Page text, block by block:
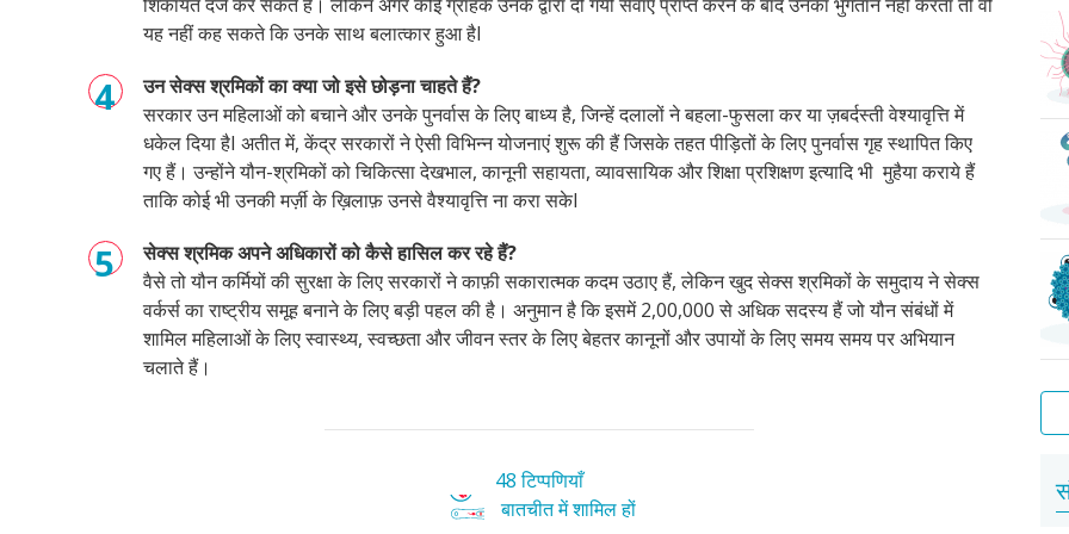
यह नहीं कह सकते कि उनके साथ बलात्कार हुआ हैI
उन सेक्स श्रमिकों का क्या जो इसे छोड़ना चाहते हैं?
सरकार उन महिलाओं को बचाने और उनके पुनर्वास के लिए बाध्य है,जिन्हें दलालों ने बहला-फुसला कर या ज़बर्दस्ती वेश्यावृत्ति में
धकेल दिया हैI अतीत में,केंद्र सरकारों ने ऐसी विभिन्न योजनाएं शुरू की हैं जिसके तहत पीड़ितों के लिए पुनर्वास गृह स्थापित किए
गए हैं। उन्होंने यौन-श्रमिकों को चिकित्सा देखभाल,कानूनी सहायता,व्यावसायिक और शिक्षा प्रशिक्षण इत्यादि भी मुहैया कराये हैं
ताकि कोई भी उनकी मर्ज़ी के ख़िलाफ़ उनसे वैश्यावृत्ति ना करा सकेI
सेक्स श्रमिक अपने अधिकारों को कैसे हासिल कर रहे हैं?
वैसे तो यौन कर्मियों की सुरक्षा के लिए सरकारों ने काफ़ी सकारात्मक कदम उठाए हैं,लेकिन खुद सेक्स श्रमिकों के समुदाय ने सेक्स
वर्कर्स का राष्ट्रीय समूह बनाने के लिए बड़ी पहल की है। अनुमान है कि इसमें2,00,000से अधिक सदस्य हैं जो यौन संबंधों में
शामिल महिलाओं के लिए स्वास्थ्य,स्वच्छता और जीवन स्तर के लिए बेहतर कानूनों और उपायों के लिए समय समय पर अभियान
चलाते हैं।
48 टिप्पणियाँ
बातचीत में शामिल हों
सेफ